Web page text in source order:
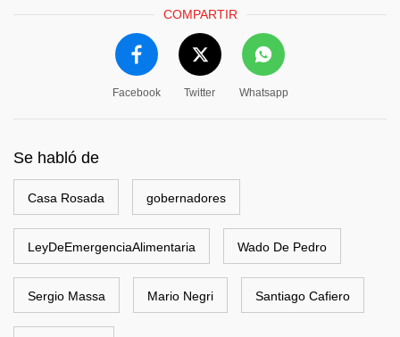
COMPARTIR
Facebook Twitter Whatsapp
Se habló de
Casa Rosada gobernadores
LeyDeEmergenciaAlimentaria Wado De Pedro
Sergio Massa Mario Negri Santiago Cafiero